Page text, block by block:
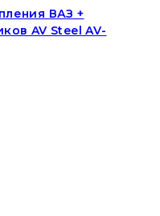
ВАЗ +
AV Steel AV-